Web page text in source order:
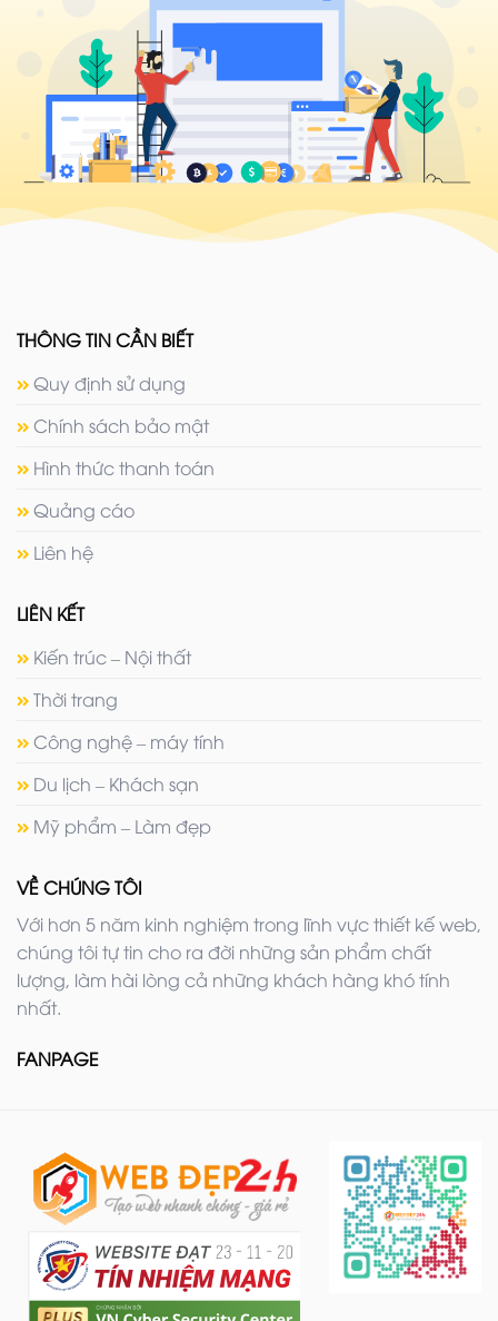
THÔNG TIN CẦN BIẾT
Quy định sử dụng
Chính sách bảo mật
Hình thức thanh toán
Quảng cáo
Liên hệ
LIÊN KẾT
Kiến trúc – Nội thất
Thời trang
Công nghệ – máy tính
Du lịch – Khách sạn
Mỹ phẩm – Làm đẹp
VỀ CHÚNG TÔI
Với hơn 5 năm kinh nghiệm trong lĩnh vực thiết kế web,
chúng tôi tự tin cho ra đời những sản phẩm chất
lượng, làm hài lòng cả những khách hàng khó tính
nhất.
FANPAGE